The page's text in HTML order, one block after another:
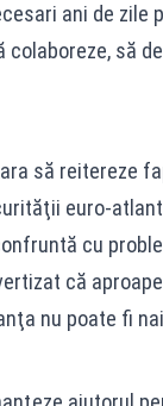
ani de zile
să
să reitereze
euro-
cu
că
nu poate fi